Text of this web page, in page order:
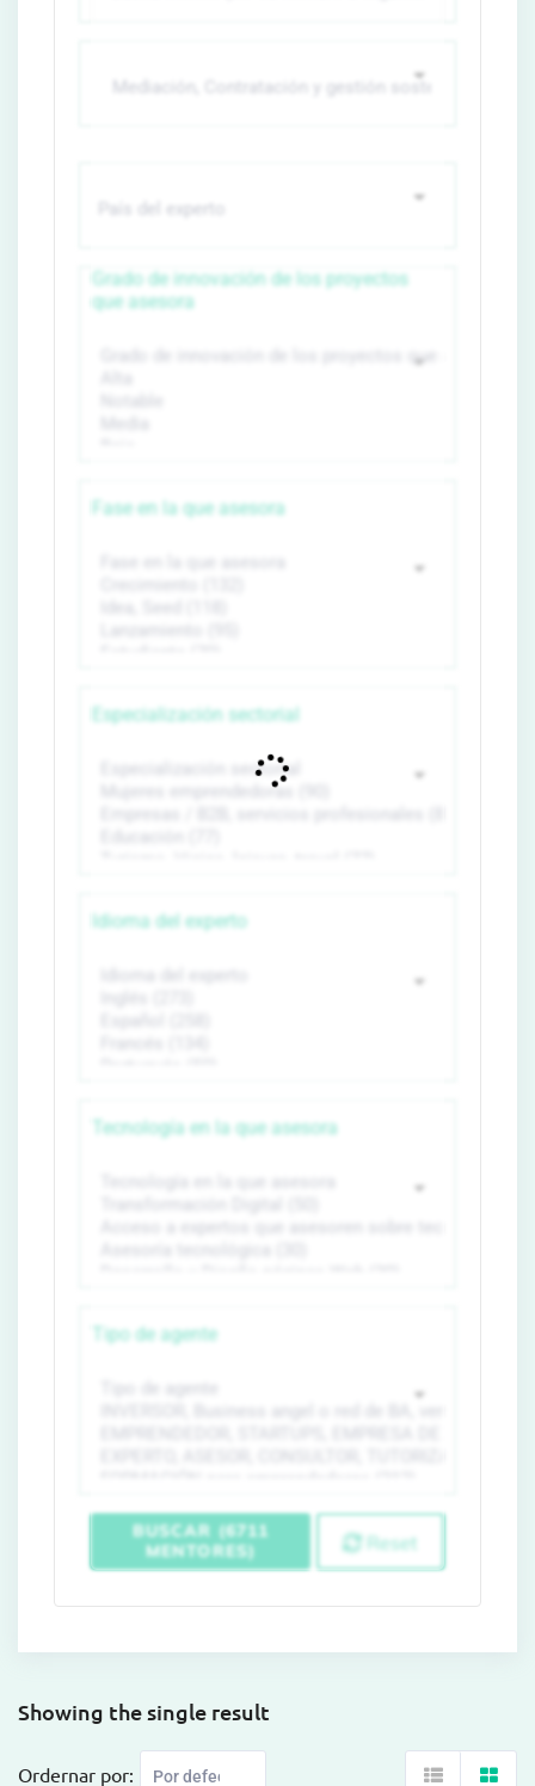
Grado de innovación de los proyectos
que asesora
Fase en la que asesora
Especialización sectorial
Idioma del experto
Tecnología en la que asesora
Tipo de agente
BUSCAR (6711
MENTORES)
Reset
Showing the single result
Ordernar por: